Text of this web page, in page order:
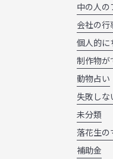
中の人の
会社の行
個人的に
制作物が
動物占い
失敗し
未分類
落花生の
補助金